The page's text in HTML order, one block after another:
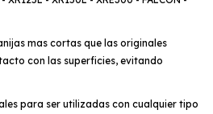
mas cortas que las originales
con las superficies, evitando
para ser utilizadas con cualquier tipo